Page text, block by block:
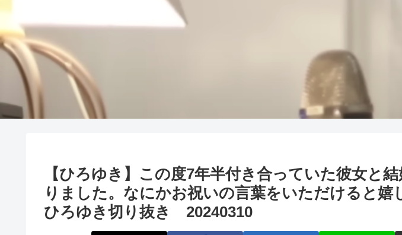
【ひろゆき】この度7年半付き合っていた彼女と
りました。なにかお祝いの言葉をいただけると
ひろゆき切り抜き 20240310